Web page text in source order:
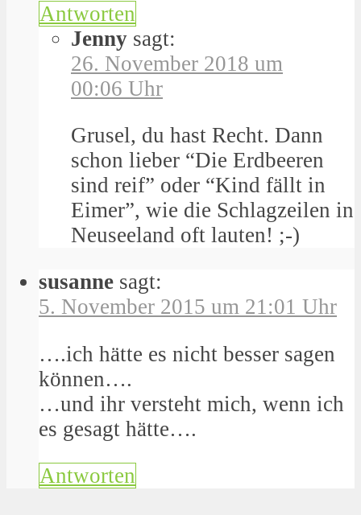
Antworten
Jenny sagt:
26. November 2018 um
00:06 Uhr
Grusel, du hast Recht. Dann
schon lieber “Die Erdbeeren
sind reif” oder “Kind fällt in
Eimer”, wie die Schlagzeilen in
Neuseeland oft lauten! ;-)
susanne sagt:
5. November 2015 um 21:01 Uhr
….ich hätte es nicht besser sagen
können….
…und ihr versteht mich, wenn ich
es gesagt hätte….
Antworten